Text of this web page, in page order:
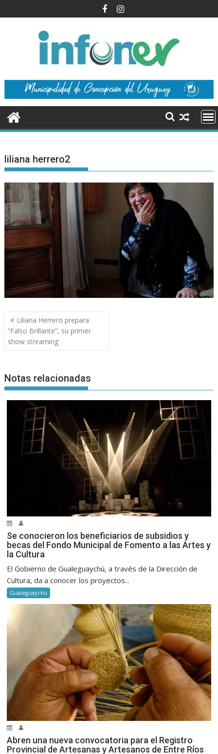
al
liliana herrero2
Navegación
de
entradas
Liliana Herrero prepara
“Falso Brillante”, su primer
show streaming
Notas relacionadas
Se conocieron los beneficiarios de subsidios y
becas del Fondo Municipal de Fomento a las Artes y
la Cultura
El Gobierno de Gualeguaychú, a través de la Dirección de
Cultura, da a conocer los proyectos...
Gualeguaychú
Abren una nueva convocatoria para el Registro
Provincial de Artesanas y Artesanos de Entre Ríos